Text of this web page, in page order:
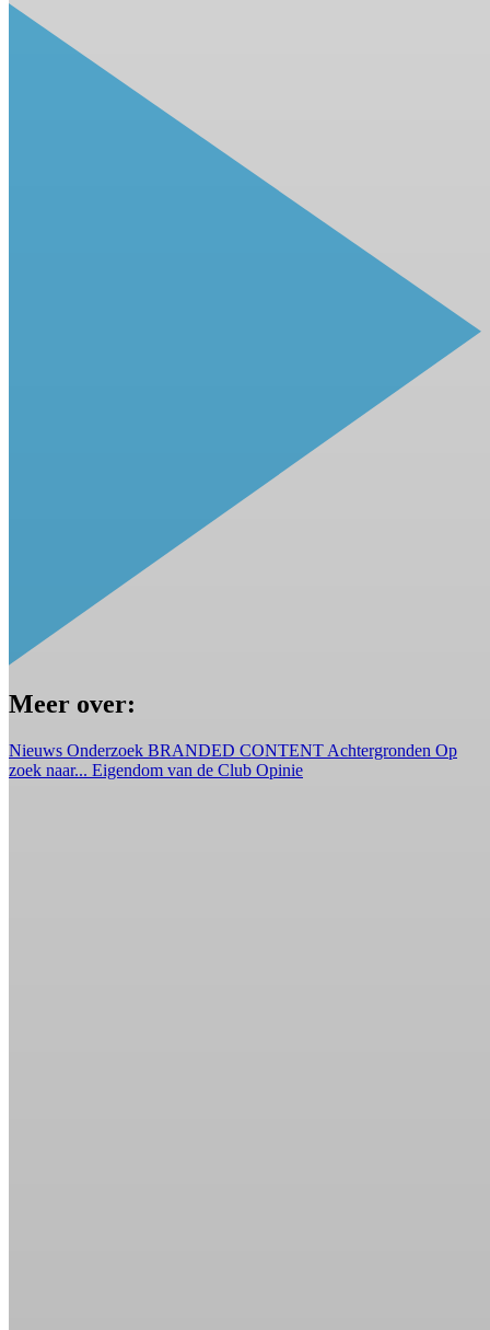
Meer over:
Nieuws Onderzoek BRANDED CONTENT Achtergronden Op
zoek naar... Eigendom van de Club Opinie